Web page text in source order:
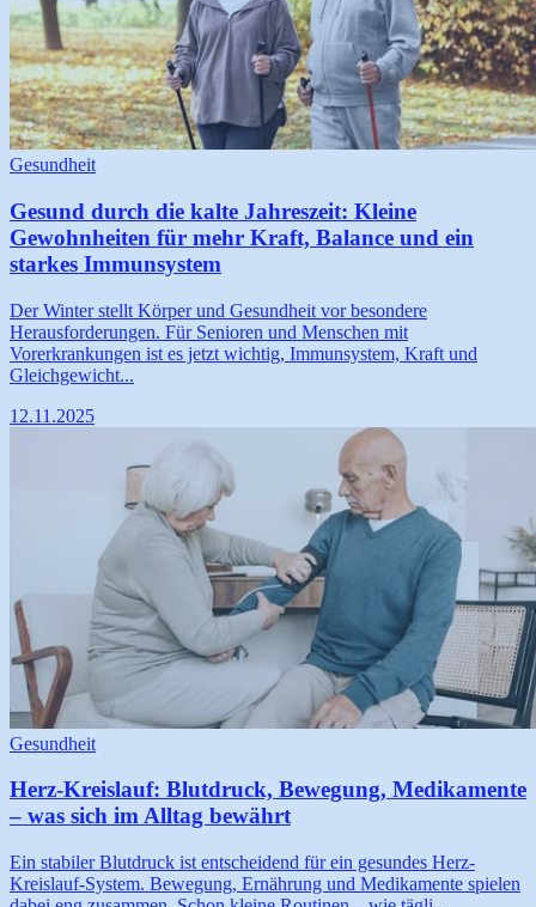
Gesundheit
Gesund durch die kalte Jahreszeit: Kleine
Gewohnheiten für mehr Kraft, Balance und ein
starkes Immunsystem
Der Winter stellt Körper und Gesundheit vor besondere
Herausforderungen. Für Senioren und Menschen mit
Vorerkrankungen ist es jetzt wichtig, Immunsystem, Kraft und
Gleichgewicht...
12.11.2025
Gesundheit
Herz-Kreislauf: Blutdruck, Bewegung, Medikamente
– was sich im Alltag bewährt
Ein stabiler Blutdruck ist entscheidend für ein gesundes Herz-
Kreislauf-System. Bewegung, Ernährung und Medikamente spielen